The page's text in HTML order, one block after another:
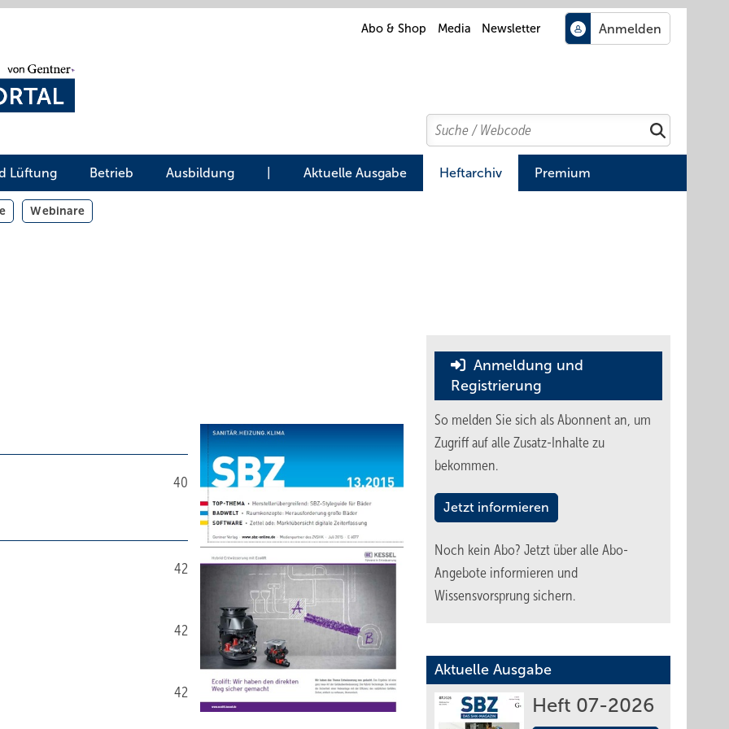
Abo & Shop Media Newsletter
Search
Suchen
Lüftung Betrieb Ausbildung Aktuelle Ausgabe Heftarchiv Premium
Webinare
40
42
42
42
Anmeldung und
Registrierung
So melden Sie sich als Abonnent an, um
Zugriff auf alle Zusatz-Inhalte zu
bekommen.
Jetzt informieren
Noch kein Abo? Jetzt über alle Abo-
Angebote informieren und
Wissensvorsprung sichern.
Aktuelle Ausgabe
Heft 07-2026